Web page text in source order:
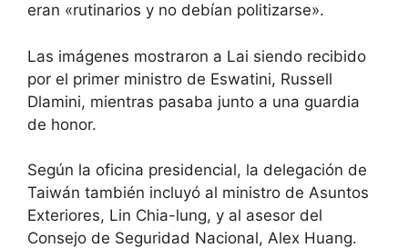
eran «rutinarios y no debían politizarse».
Las imágenes mostraron a Lai siendo recibido
por el primer ministro de Eswatini, Russell
Dlamini, mientras pasaba junto a una guardia
de honor.
Según la oficina presidencial, la delegación de
Taiwán también incluyó al ministro de Asuntos
Exteriores, Lin Chia-lung, y al asesor del
Consejo de Seguridad Nacional, Alex Huang.